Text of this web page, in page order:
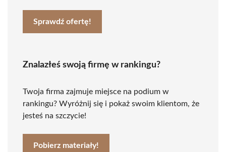
Sprawdź ofertę!
Znalazłeś swoją firmę w rankingu?
Twoja firma zajmuje miejsce na podium w
rankingu? Wyróżnij się i pokaż swoim klientom, że
jesteś na szczycie!
Pobierz materiały!